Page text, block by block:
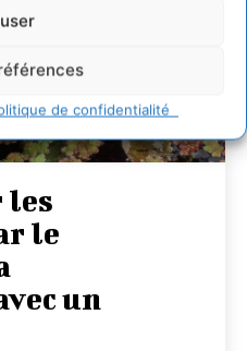
de confidentialité
les
le
un